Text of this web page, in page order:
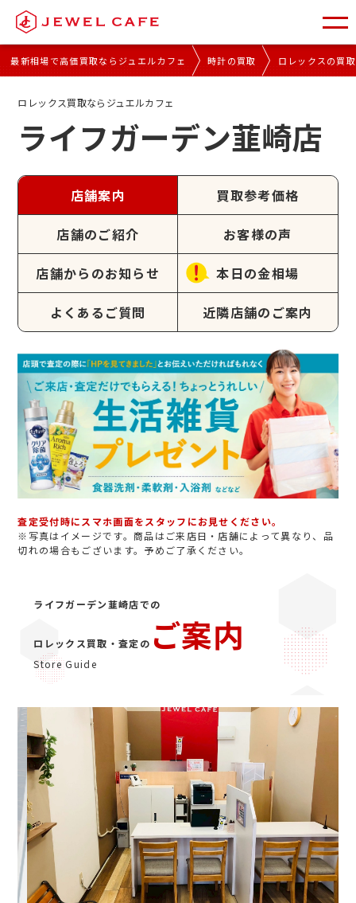
最新相場で高価買取ならジュエルカフェ 時計の買取 ロレックスの買取
ロレックス買取ならジュエルカフェ
ライフガーデン韮崎店
店舗案内 買取参考価格
店舗のご紹介 お客様の声
店舗からのお知らせ 本日の金相場
よくあるご質問 近隣店舗のご案内
査定受付時にスマホ画面をスタッフにお見せください。
※写真はイメージです。商品はご来店日・店舗によって異なり、品
切れの場合もございます。予めご了承ください。
ライフガーデン韮崎店での
ロレックス買取・査定の ご案内
Store Guide